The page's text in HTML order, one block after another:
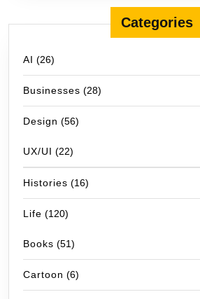
Categories
AI (26)
Businesses (28)
Design (56)
UX/UI (22)
Histories (16)
Life (120)
Books (51)
Cartoon (6)